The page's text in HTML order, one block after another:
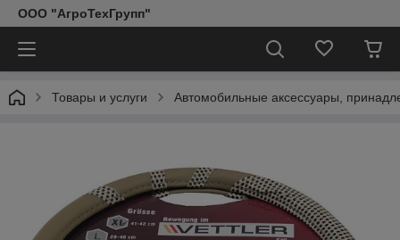
ООО "АгроТехГрупп"
Товары и услуги Автомобильные аксессуары,